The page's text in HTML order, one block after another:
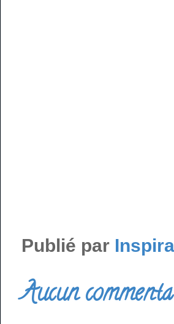
Publié par
Aucun